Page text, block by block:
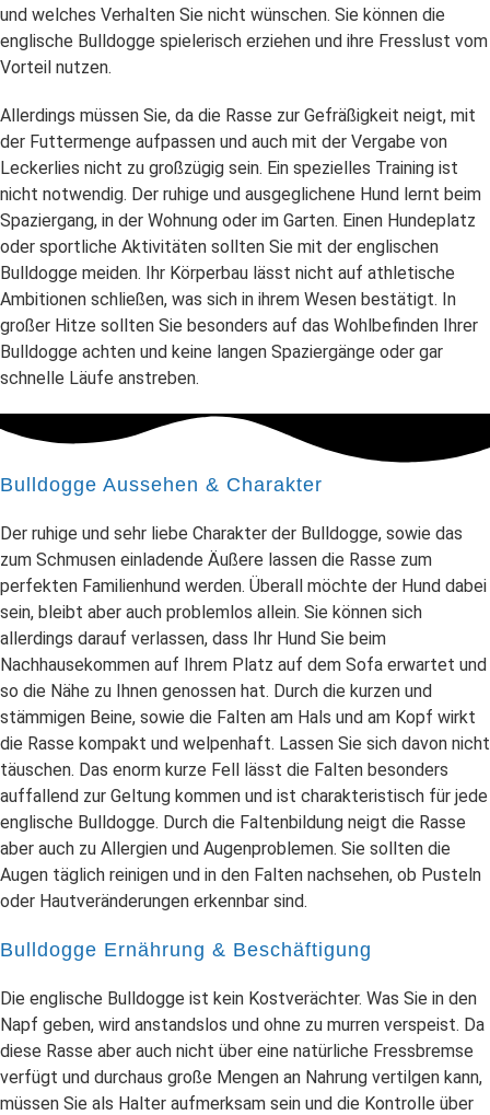
und welches Verhalten Sie nicht wünschen. Sie können die
englische Bulldogge spielerisch erziehen und ihre Fresslust vom
Vorteil nutzen.
Allerdings müssen Sie, da die Rasse zur Gefräßigkeit neigt, mit
der Futtermenge aufpassen und auch mit der Vergabe von
Leckerlies nicht zu großzügig sein. Ein spezielles Training ist
nicht notwendig. Der ruhige und ausgeglichene Hund lernt beim
Spaziergang, in der Wohnung oder im Garten. Einen Hundeplatz
oder sportliche Aktivitäten sollten Sie mit der englischen
Bulldogge meiden. Ihr Körperbau lässt nicht auf athletische
Ambitionen schließen, was sich in ihrem Wesen bestätigt. In
großer Hitze sollten Sie besonders auf das Wohlbefinden Ihrer
Bulldogge achten und keine langen Spaziergänge oder gar
schnelle Läufe anstreben.
Bulldogge Aussehen & Charakter
Der ruhige und sehr liebe Charakter der Bulldogge, sowie das
zum Schmusen einladende Äußere lassen die Rasse zum
perfekten Familienhund werden. Überall möchte der Hund dabei
sein, bleibt aber auch problemlos allein. Sie können sich
allerdings darauf verlassen, dass Ihr Hund Sie beim
Nachhausekommen auf Ihrem Platz auf dem Sofa erwartet und
so die Nähe zu Ihnen genossen hat. Durch die kurzen und
stämmigen Beine, sowie die Falten am Hals und am Kopf wirkt
die Rasse kompakt und welpenhaft. Lassen Sie sich davon nicht
täuschen. Das enorm kurze Fell lässt die Falten besonders
auffallend zur Geltung kommen und ist charakteristisch für jede
englische Bulldogge. Durch die Faltenbildung neigt die Rasse
aber auch zu Allergien und Augenproblemen. Sie sollten die
Augen täglich reinigen und in den Falten nachsehen, ob Pusteln
oder Hautveränderungen erkennbar sind.
Bulldogge Ernährung & Beschäftigung
Die englische Bulldogge ist kein Kostverächter. Was Sie in den
Napf geben, wird anstandslos und ohne zu murren verspeist. Da
diese Rasse aber auch nicht über eine natürliche Fressbremse
verfügt und durchaus große Mengen an Nahrung vertilgen kann,
müssen Sie als Halter aufmerksam sein und die Kontrolle über